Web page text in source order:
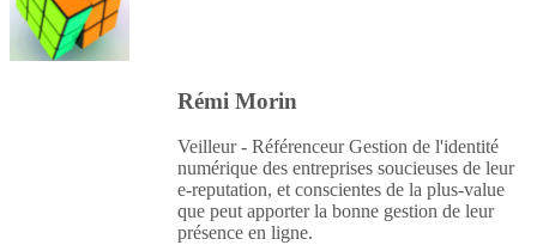
Rémi Morin
Veilleur - Référenceur Gestion de l'identité
numérique des entreprises soucieuses de leur
e-reputation, et conscientes de la plus-value
que peut apporter la bonne gestion de leur
présence en ligne.